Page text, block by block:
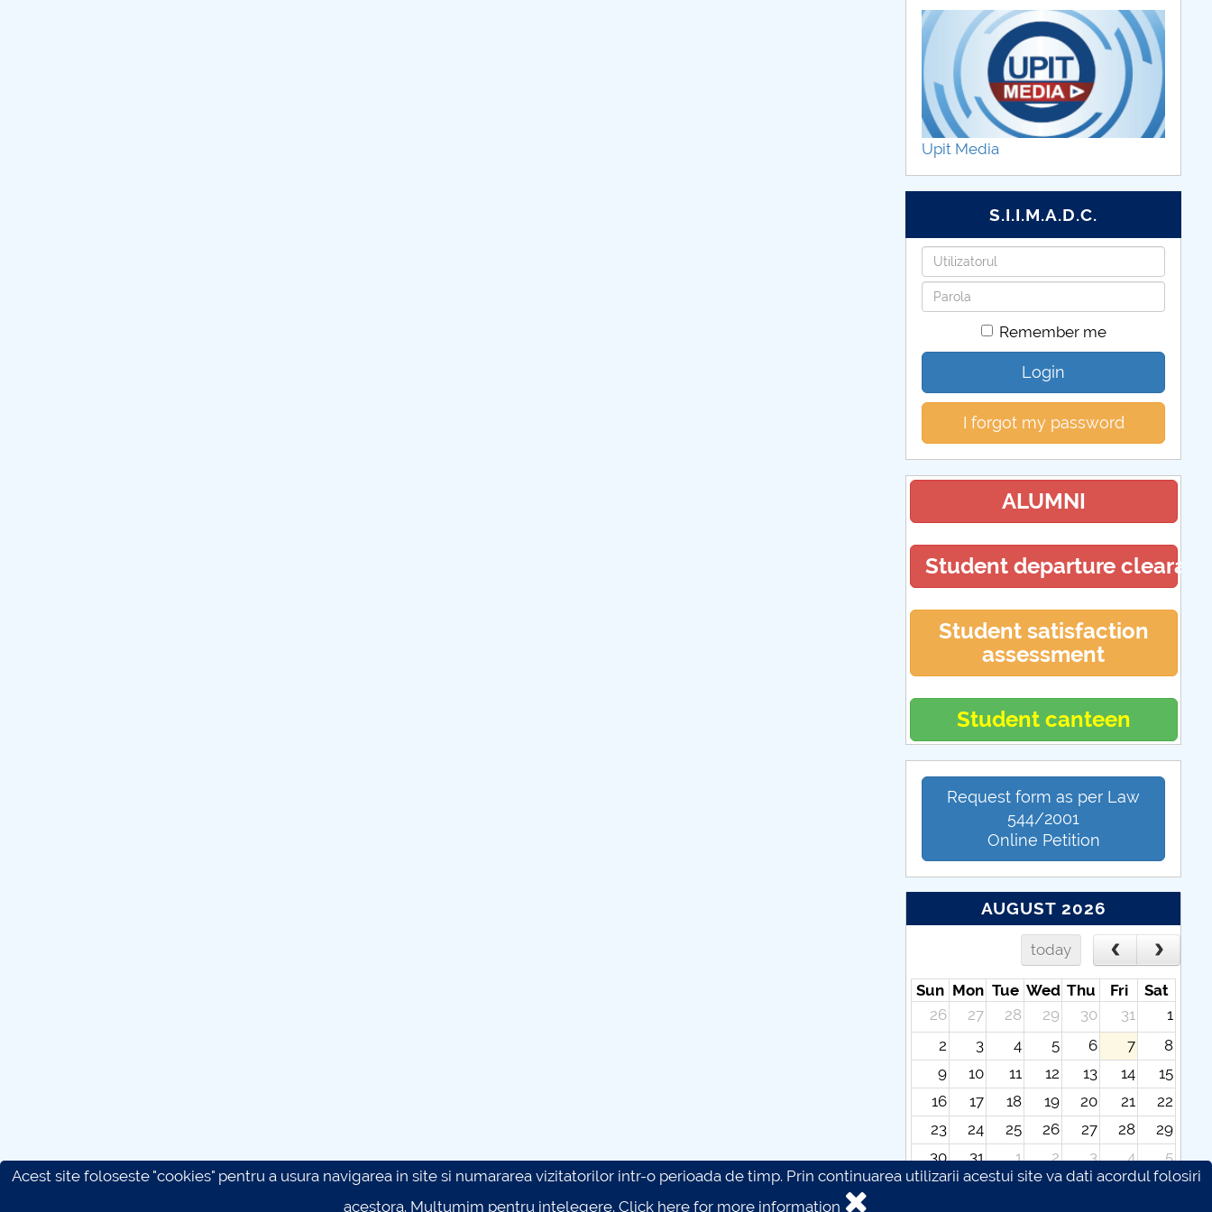
Upit Media
S.I.I.M.A.D.C.
Username
Password
Remember me
Login
I forgot my password
ALUMNI
Student departure
Student satisfaction
assessment
Student canteen
Request form as per Law
544/2001
Online Petition
AUGUST 2026
today
Sun Mon Tue Wed Thu Fri
Sat
26
27 28 29 30 31
1
2
3 4 5 6 7
8
9
10 11 12 13 14
15
16
17 18 19 20 21
22
23
24 25 26 27 28
29
30
31 1 2 3 4
5
Acest site foloseste "cookies" pentru a usura navigarea in site si numararea vizitatorilor intr-o perioada de timp. Prin continuarea utilizarii acestui site va dati acordul folosiri
acestora. Multumim pentru intelegere. Click here for more information